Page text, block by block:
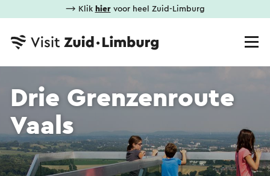
⟶ Klik hiervoor heel Zuid-Limburg
Drie Grenzenroute
Vaals